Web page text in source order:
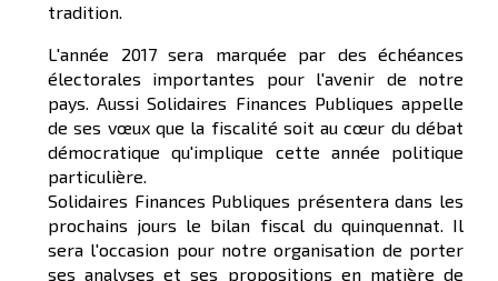
tradition.
L'année 2017 sera marquée par des échéances
électorales importantes pour l'avenir de notre
pays. Aussi Solidaires Finances Publiques appelle
de ses vœux que la fiscalité soit au cœur du débat
démocratique qu'implique cette année politique
particulière.
Solidaires Finances Publiques présentera dans les
prochains jours le bilan fiscal du quinquennat. Il
sera l'occasion pour notre organisation de porter
ses analyses et ses propositions en matière de